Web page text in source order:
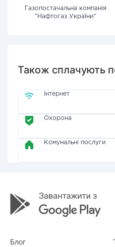
Газопостачальна компанія
"Нафтогаз України"
Також сплачують
Інтернет
Охорона
Комунальні послуги
Блог